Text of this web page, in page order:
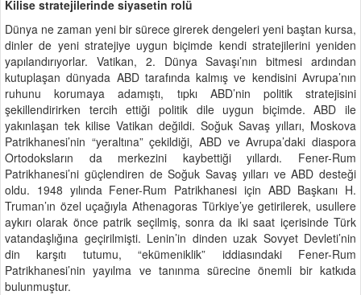
Kilise stratejilerinde siyasetin rolü
Dünya ne zaman yeni bir sürece girerek dengeleri yeni baştan kursa,
dinler de yeni stratejiye uygun biçimde kendi stratejilerini yeniden
yapılandırıyorlar. Vatikan, 2. Dünya Savaşı’nın bitmesi ardından
kutuplaşan dünyada ABD tarafında kalmış ve kendisini Avrupa’nın
ruhunu korumaya adamıştı, tıpkı ABD’nin politik stratejisini
şekillendirirken tercih ettiği politik dile uygun biçimde. ABD ile
yakınlaşan tek kilise Vatikan değildi. Soğuk Savaş yılları, Moskova
Patrikhanesi’nin “yeraltına” çekildiği, ABD ve Avrupa’daki diaspora
Ortodoksların da merkezini kaybettiği yıllardı. Fener-Rum
Patrikhanesi’ni güçlendiren de Soğuk Savaş yılları ve ABD desteği
oldu. 1948 yılında Fener-Rum Patrikhanesi için ABD Başkanı H.
Truman’ın özel uçağıyla Athenagoras Türkiye’ye getirilerek, usullere
aykırı olarak önce patrik seçilmiş, sonra da iki saat içerisinde Türk
vatandaşlığına geçirilmişti. Lenin’in dinden uzak Sovyet Devleti’nin
din karşıtı tutumu, “ekümeniklik” iddiasındaki Fener-Rum
Patrikhanesi’nin yayılma ve tanınma sürecine önemli bir katkıda
bulunmuştur.